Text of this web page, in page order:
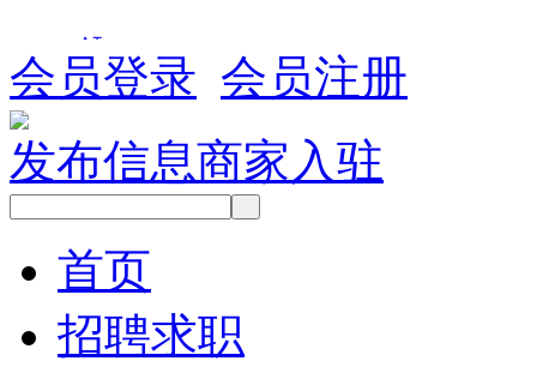
会员登录 会员注册
发布信息商家入驻
首页
招聘求职